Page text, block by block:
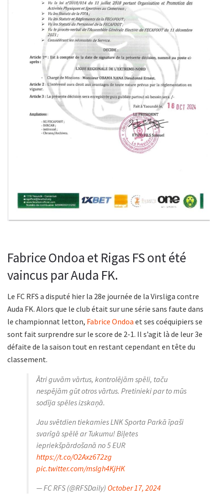
Fabrice Ondoa et Rigas FS ont été
vaincus par Auda FK.
Le FC RFS a disputé hier la 28e journée de la Virsliga contre
Auda FK. Alors que le club était sur une série sans faute dans
le championnat letton, Fabrice Ondoa et ses coéquipiers se
sont fait surprendre sur le score de 2-1. Il s’agit là de leur 3e
défaite de la saison tout en restant cependant en tête du
classement.
Ātri guvām vārtus, kontrolējām spēli, taču
nespējām gūt otros vārtus. Pretinieki par to mūs
sodīja spēles izskaņā.
Jau svētdien tiekamies LNK Sporta Parkā īpaši
svarīgā spēlē ar Tukumu! Biļetes
iepriekšpārdošanā no 5 EUR
https://t.co/O2Axz672zg
pic.twitter.com/mslgh4KjHK
— FC RFS (@RFSDaily) October 17, 2024